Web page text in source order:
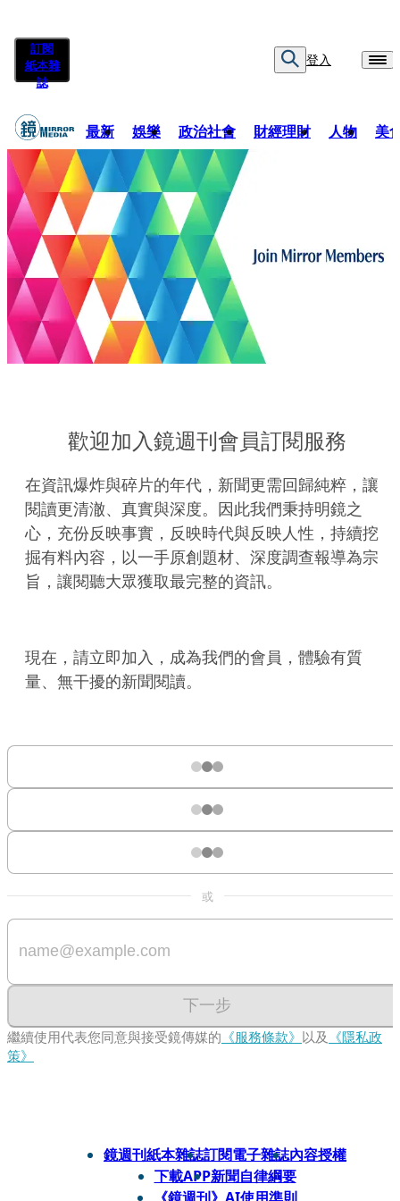
訂閱
紙本雜
誌
登入
最新 娛樂 政治社會 財經理財 人物 美
歡迎加入鏡週刊會員訂閱服務
在資訊爆炸與碎片的年代，新聞更需回歸純粹，讓
閱讀更清澈、真實與深度。因此我們秉持明鏡之
心，充份反映事實，反映時代與反映人性，持續挖
掘有料內容，以一手原創題材、深度調查報導為宗
旨，讓閱聽大眾獲取最完整的資訊。
現在，請立即加入，成為我們的會員，體驗有質
量、無干擾的新聞閱讀。
或
下一步
繼續使用代表您同意與接受鏡傳媒的 《服務條款》 以及 《隱私政
策》
鏡週刊紙本雜誌訂閱電子雜誌內容授權
下載APP新聞自律綱要